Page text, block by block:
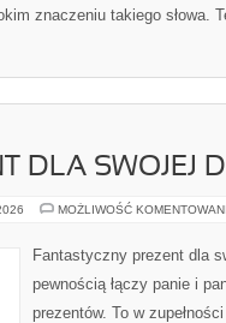
znaczeniu takiego słowa.
DLA SWOJEJ
MOŻLIWOŚĆ
Fantastyczny prezent dla
pewnością łączy panie i
prezentów. To w